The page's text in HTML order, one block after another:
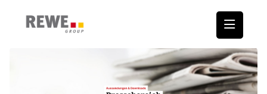
REWE International AG